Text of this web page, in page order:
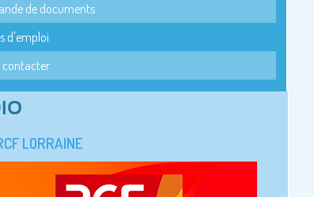
de documents
d'emploi
contacter
LORRAINE